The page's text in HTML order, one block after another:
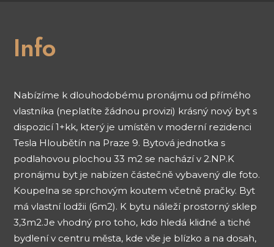
Info
Nabízíme k dlouhodobému pronájmu od přímého
vlastníka (neplatíte žádnou provizi) krásný nový byt s
dispozicí 1+kk, který je umístěn v moderní rezidenci
Tesla Hloubětín na Praze 9. Bytová jednotka s
podlahovou plochou 33 m2 se nachází v 2.NP.K
pronájmu byt je nabízen částečně vybavený dle foto.
Koupelna se sprchovým koutem včetně pračky. Byt
má vlastní lodžii (6m2). K bytu náleží prostorný sklep
3,3m2.Je vhodný pro toho, kdo hledá klidné a tiché
bydlení v centru města, kde vše je blízko a na dosah,